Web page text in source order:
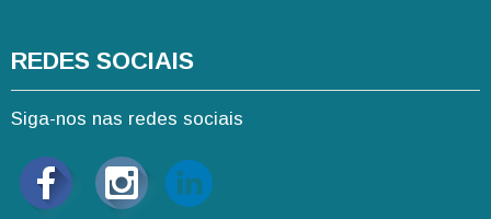
REDES SOCIAIS
Siga-nos nas redes sociais